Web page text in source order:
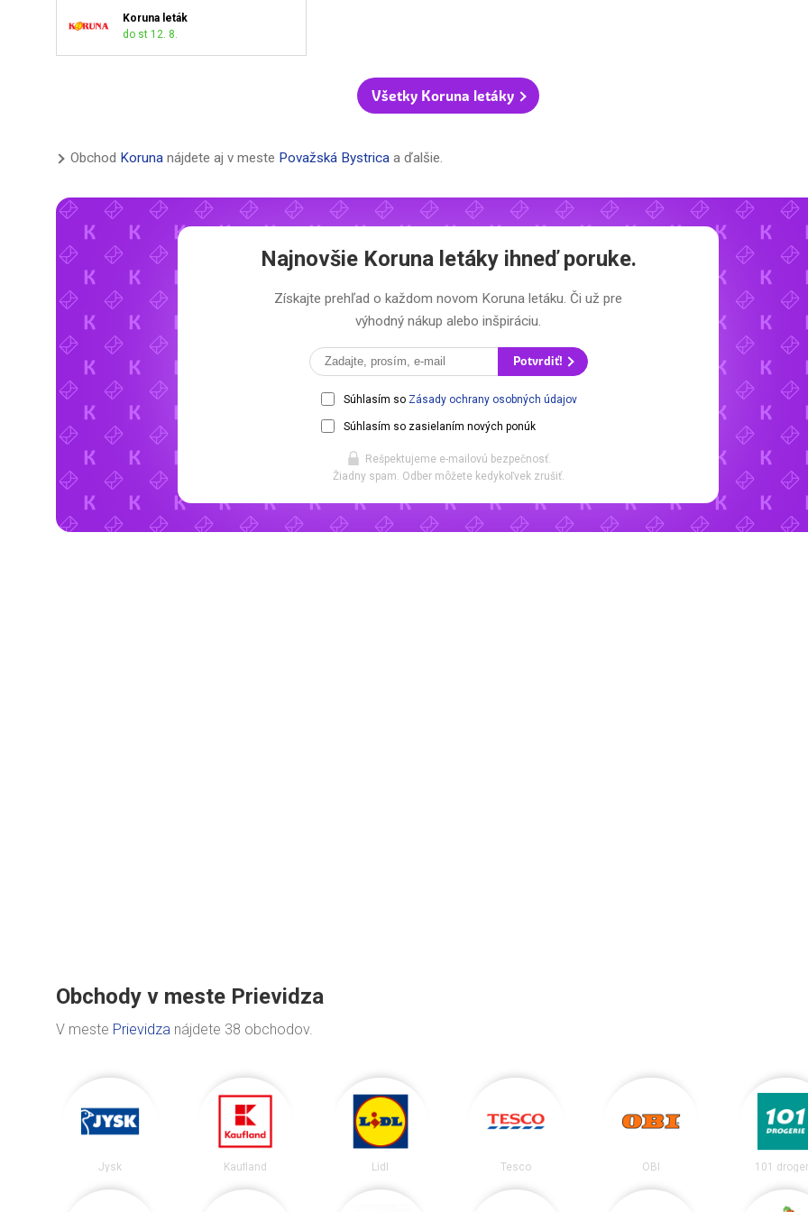
Koruna leták
do st 12. 8.
Všetky Koruna letáky
Obchod Koruna nájdete aj v meste Považská Bystrica a ďalšie.
Najnovšie Koruna letákyihneď poruke.
Získajte prehľad o každom novom Koruna letáku. Či už pre
výhodný nákup alebo inšpiráciu.
Potvrdiť!
Súhlasím so Zásady ochrany osobných údajov
Súhlasím so zasielaním nových ponúk
Rešpektujeme e-mailovú bezpečnosť.
Žiadny spam. Odber môžete kedykoľvek zrušiť.
Obchody v meste Prievidza
V meste Prievidza nájdete 38 obchodov.
Jysk Kaufland Lidl Tesco OBI 101